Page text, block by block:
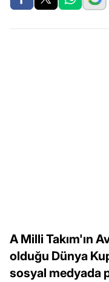
A Milli Takım'ın
olduğu Dünya
sosyal medyada